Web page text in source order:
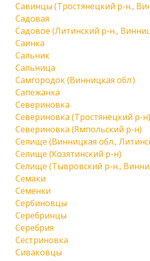
Савинцы (Тростянецкий р-н.,
Садовая
Садовое (Литинский р-н.,
Саинка
Сальник
Сальница
Самгородок (Винницкая обл.)
Сапежанка
Севериновка
Севериновка (Тростянецкий р-н)
Севериновка (Ямпольский р-н)
Селище (Винницкая обл.,
Селище (Козятинский р-н)
Селище (Тывровский р-н.,
Семаки
Семенки
Сербиновцы
Серебринцы
Серебрия
Сестриновка
Сиваковцы